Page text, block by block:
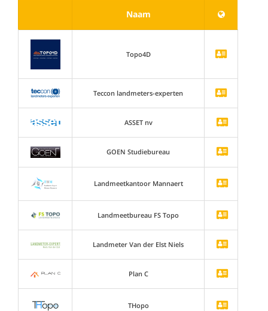
Naam
Topo4D
Teccon landmeters-experten
ASSET nv
GOEN Studiebureau
Landmeetkantoor Mannaert
Landmeetbureau FS Topo
Landmeter Van der Elst Niels
Plan C
THopo